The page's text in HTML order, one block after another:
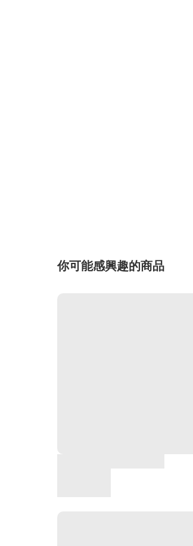
你可能感興趣的商品